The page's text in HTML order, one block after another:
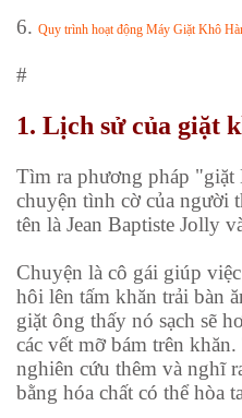
6. Quy trình hoạt động Máy Giặt Khô
#
1. Lịch sử của giặt
Tìm ra phương pháp
chuyện tình cờ của người
tên là Jean Baptiste Jolly
Chuyện là cô gái giúp
hôi lên tấm khăn trải bàn
giặt ông thấy nó sạch sẽ
các vết mỡ bám trên
nghiên cứu thêm và nghĩ
bằng hóa chất có thể hòa